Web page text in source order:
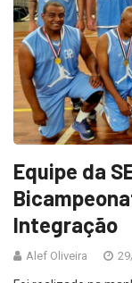
Equipe da
Integração
Alef Oliveira